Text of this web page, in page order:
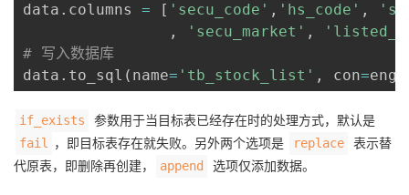
data . columns = [ 'secu_code' , 'hs_code' ,
,
'secu_market' ,
# 写入数据库
data . to_sql ( name= 'tb_stock_list' , con=
if_exists 参数用于当目标表已经存在时的处理方式，默认是
fail ，即目标表存在就失败。另外两个选项是 replace
表示替
代原表，即删除再创建，
append 选项仅添加数据。